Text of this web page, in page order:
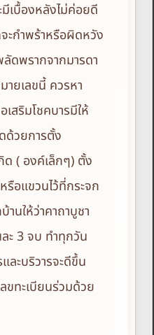
เบื้องหลังไม่ค่อยดี
ะกำพร้าหรือผิดหวัง
ลัดพรากจากมารดา
ายเลขนี้ ควรหา
สริมโชคบารมีให้
ด้วยการตั้ง
ด ( องค์เล็กๆ) ตั้ง
รือแขวนไว้ที่กระจก
นให้ว่าคาถาบูชา
ะ 3 จบ ทำทุกวัน
ะบริวารจะดีขึ้น
ขทะเบียนร่วมด้วย